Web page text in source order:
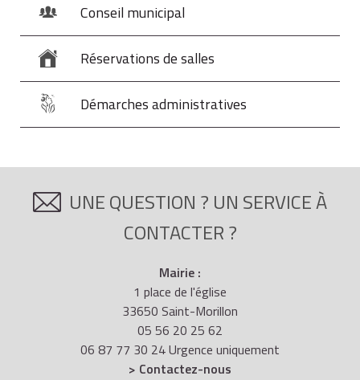
Conseil municipal
Réservations de salles
Démarches administratives
UNE QUESTION ? UN SERVICE À
CONTACTER ?
Mairie :
1 place de l'église
33650 Saint-Morillon
05 56 20 25 62
06 87 77 30 24 Urgence uniquement
> Contactez-nous